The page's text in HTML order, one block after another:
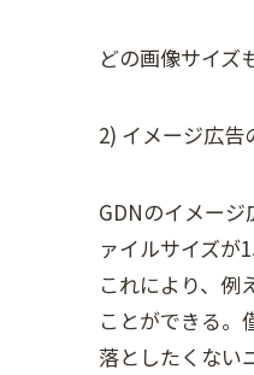
どの画像サイズ
2) イメージ広告
GDNのイメー
ァイルサイズが
これにより、例
ことができる。
落としたくない